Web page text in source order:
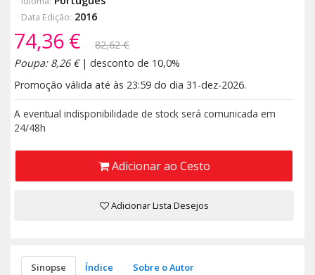
Data Edição: 2016
74,36 €
82,62 €
Poupa: 8,26 €| desconto de 10,0%
Promoção válida até às 23:59 do dia 31-dez-2026.
A eventual indisponibilidade de stock será comunicada em
24/48h
Adicionar ao Cesto
Adicionar Lista Desejos
Sinopse Índice Sobre o Autor